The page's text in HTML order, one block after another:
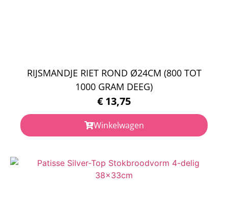
RIJSMANDJE RIET ROND Ø24CM (800 TOT
1000 GRAM DEEG)
€ 13,75
Winkelwagen